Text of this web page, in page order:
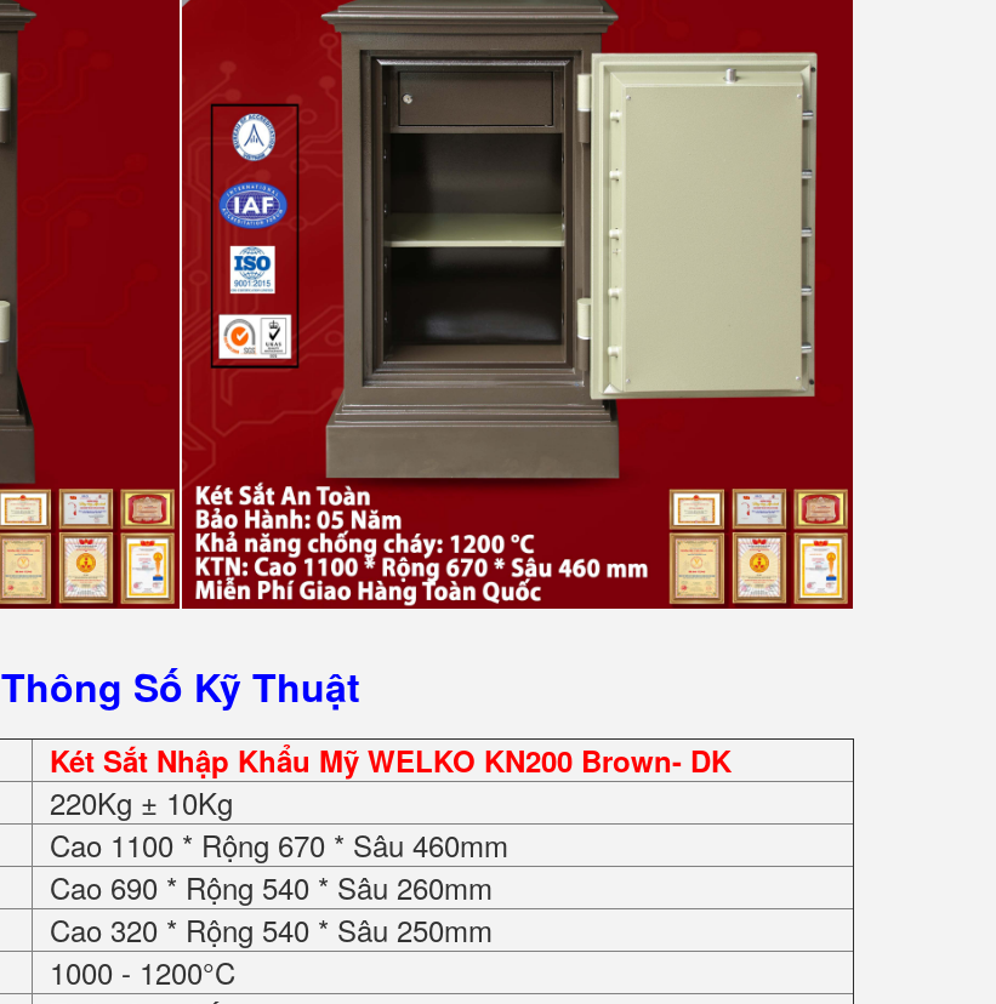
Thông Số Kỹ Thuật
Két Sắt Nhập Khẩu Mỹ WELKO KN200 Brown- DK
220Kg ± 10Kg
Cao 1100 * Rộng 670 * Sâu 460mm
Cao 690 * Rộng 540 * Sâu 260mm
Cao 320 * Rộng 540 * Sâu 250mm
1000 - 1200°C